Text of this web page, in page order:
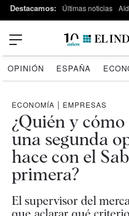
Destacamos: Últimas noticias
OPINIÓN ESPAÑA
ECONOMÍA | EMPRESAS
¿Quién y
una segunda
hace con el
primera?
El supervisor del